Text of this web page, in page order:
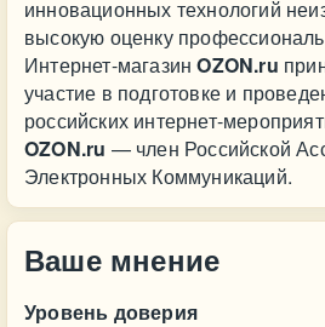
инновационных технологий
высокую оценку
Интернет-магазинOZON.ru
участие в подготовке и
российских интернет-
OZON.ru — член Российской
Электронных Коммуникаций.
Ваше мнение
Уровень доверия